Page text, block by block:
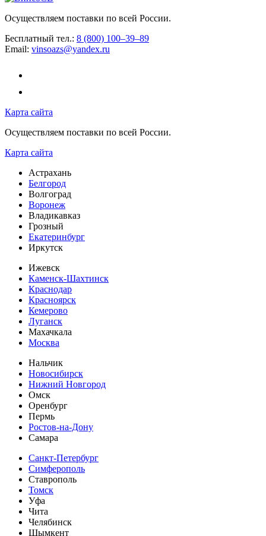
Осуществляем поставки по всей России.
Бесплатный тел.: 8 (800) 100–39–89
Email: vinsoazs@yandex.ru
Карта сайта
Осуществляем поставки по всей России.
Карта сайта
Астрахань
Белгород
Волгоград
Воронеж
Владикавказ
Грозный
Екатеринбург
Иркутск
Ижевск
Каменск-Шахтинск
Краснодар
Красноярск
Кемерово
Луганск
Махачкала
Москва
Нальчик
Новосибирск
Нижний Новгород
Омск
Оренбург
Пермь
Ростов-на-Дону
Самара
Санкт-Петербург
Симферополь
Ставрополь
Томск
Уфа
Чита
Челябинск
Шымкент